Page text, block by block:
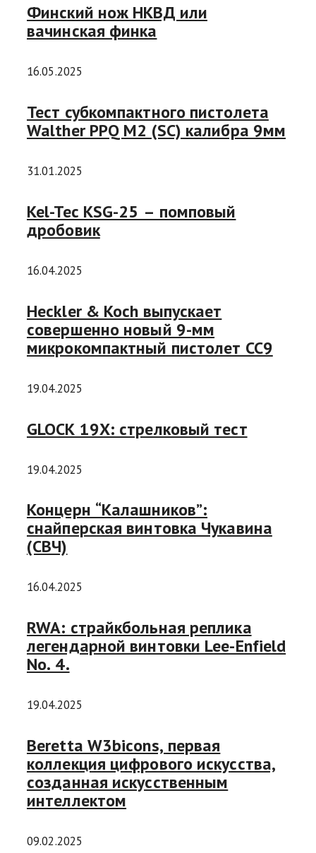
Финский нож НКВД или
вачинская финка
16.05.2025
Тест субкомпактного пистолета
Walther PPQ M2 (SC) калибра 9мм
31.01.2025
Kel-Tec KSG-25 – помповый
дробовик
16.04.2025
Heckler & Koch выпускает
совершенно новый 9-мм
микрокомпактный пистолет CC9
19.04.2025
GLOCK 19X: стрелковый тест
19.04.2025
Концерн “Калашников”:
снайперская винтовка Чукавина
(СВЧ)
16.04.2025
RWA: страйкбольная реплика
легендарной винтовки Lee-Enfield
No. 4.
19.04.2025
Beretta W3bicons, первая
коллекция цифрового искусства,
созданная искусственным
интеллектом
09.02.2025